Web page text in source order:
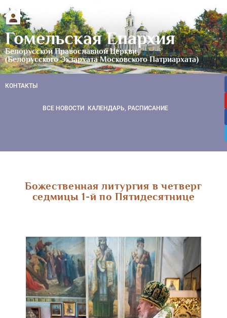
Гомельская Епархия
Белорусской Православной Церкви
(Белорусского Экзархата Московского Патриархата)
КОНТАКТЫ
ВСЕ НОВОСТИ КАЛЕНДАРЬ, РАСПИСАНИЕ
Божественная литургия в четверг
седмицы 1-й по Пятидесятнице